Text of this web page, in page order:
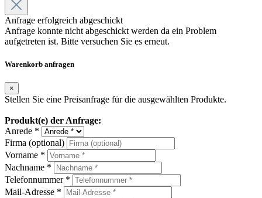
Anfrage erfolgreich abgeschickt
Anfrage konnte nicht abgeschickt werden da ein Problem
aufgetreten ist. Bitte versuchen Sie es erneut.
Warenkorb anfragen
×
Stellen Sie eine Preisanfrage für die ausgewählten Produkte.
Produkt(e) der Anfrage:
Anrede *
Firma (optional)
Vorname *
Nachname *
Telefonnummer *
Mail-Adresse *